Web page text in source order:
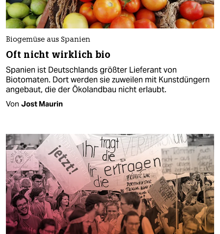
Biogemüse aus Spanien
Oft nicht wirklich bio
Spanien ist Deutschlands größter Lieferant von
Biotomaten. Dort werden sie zuweilen mit Kunstdüngern
angebaut, die der Ökolandbau nicht erlaubt.
Von Jost Maurin